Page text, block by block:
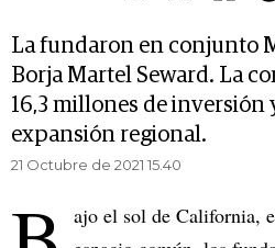
La fundaron en conjunto
Borja Martel Seward. La
16,3 millones de inversión
expansión regional.
21 Octubre de 2021 15.40
ajo el sol de California,